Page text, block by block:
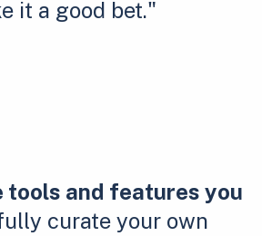
it a good bet."
tools and features you
curate your own